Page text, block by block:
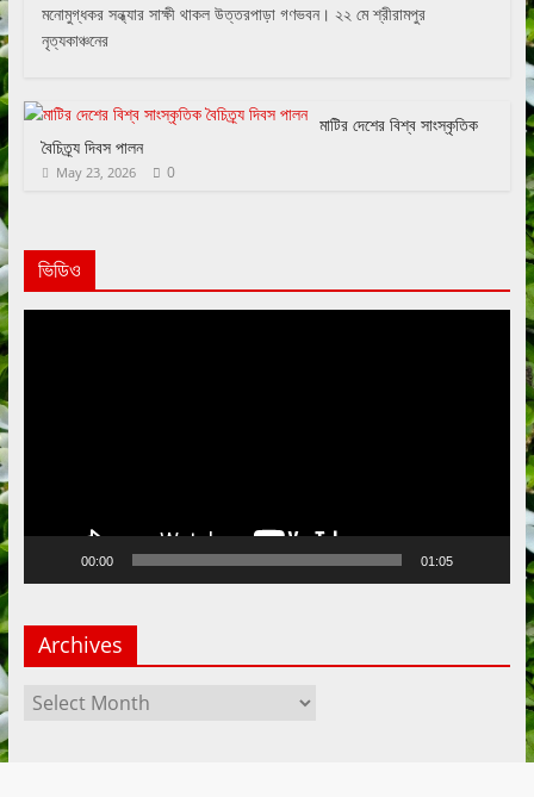
মনোমুগ্ধকর সন্ধ্যার সাক্ষী থাকল উত্তরপাড়া গণভবন। ২২ মে শ্রীরামপুর
নৃত্যকাঞ্চনের
মাটির দেশের বিশ্ব সাংস্কৃতিক
বৈচিত্র্য দিবস পালন
May 23, 2026 0
ভিডিও
00:00 01:05
Archives
Archives